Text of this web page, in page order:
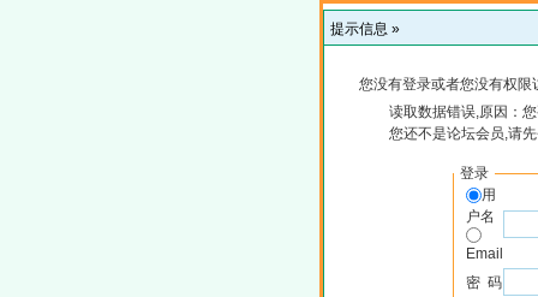
提示信息 »
您没有登录或者您没有权
读取数据错误,原因：
您还不是论坛会员,请
登录
用
户名
Email
密 码